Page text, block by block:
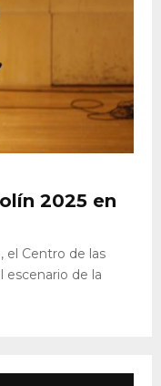
2025 en
el Centro de las
escenario de la